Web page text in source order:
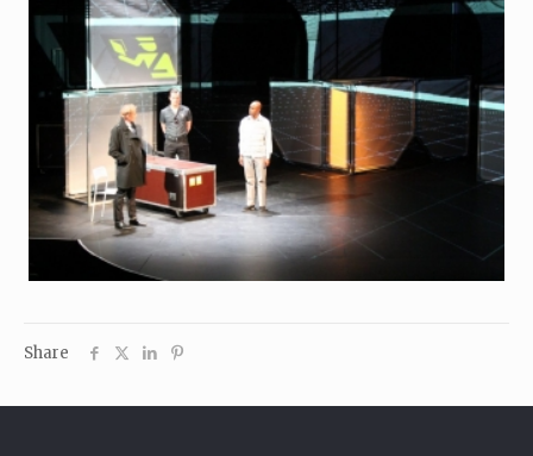
Share